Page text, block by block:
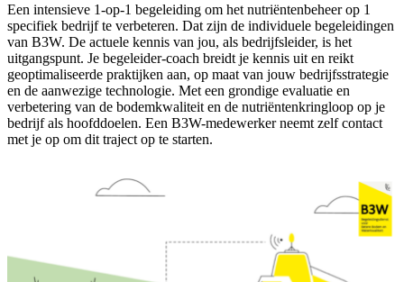
Een intensieve 1-op-1 begeleiding om het nutriëntenbeheer op 1
specifiek bedrijf te verbeteren. Dat zijn de individuele begeleidingen
van B3W. De actuele kennis van jou, als bedrijfsleider, is het
uitgangspunt. Je begeleider-coach breidt je kennis uit en reikt
geoptimaliseerde praktijken aan, op maat van jouw bedrijfsstrategie
en de aanwezige technologie. Met een grondige evaluatie en
verbetering van de bodemkwaliteit en de nutriëntenkringloop op je
bedrijf als hoofddoelen. Een B3W-medewerker neemt zelf contact
met je op om dit traject op te starten.